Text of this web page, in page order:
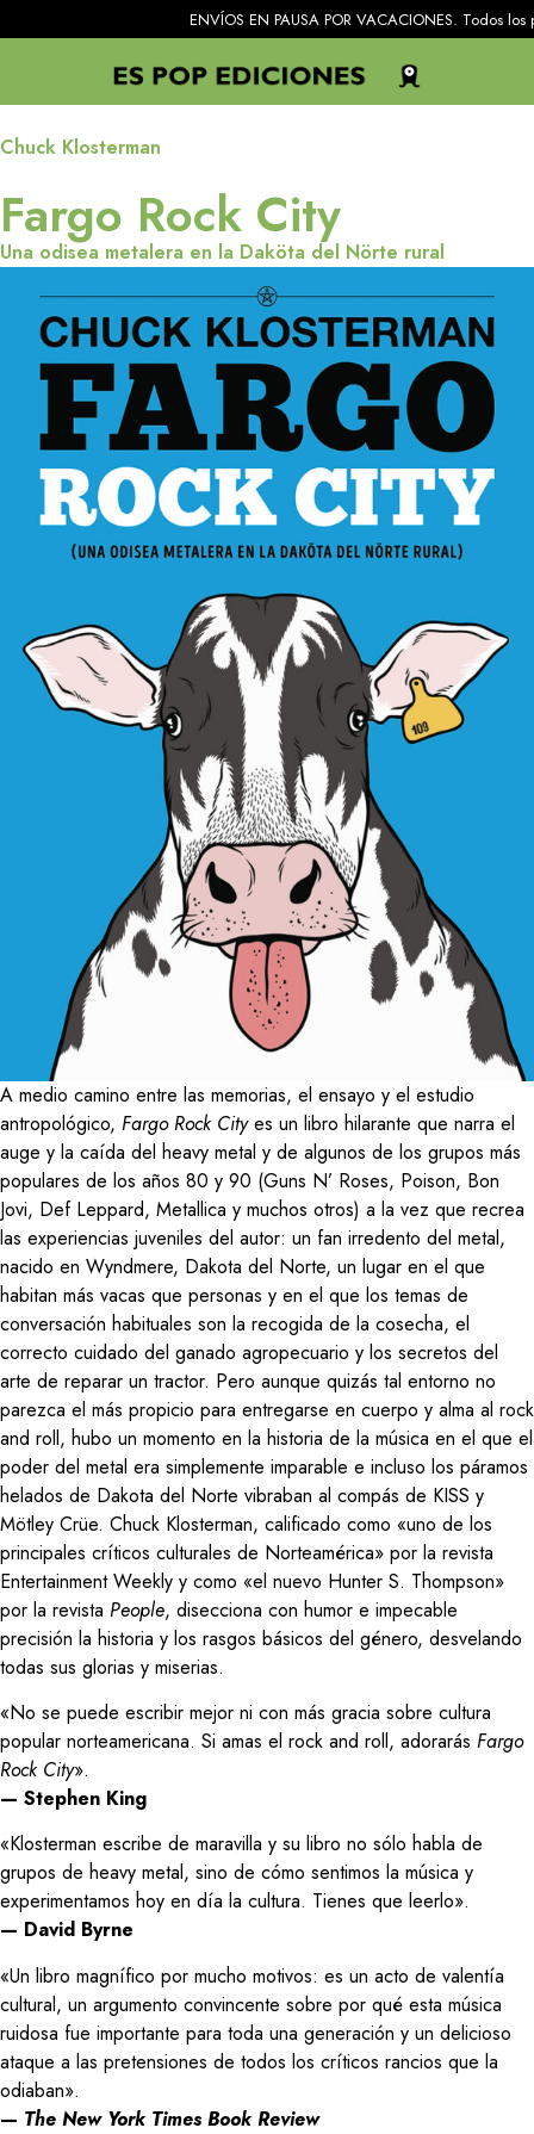
ENVÍOS EN PAUSA POR VACACIONES. Todos los
Chuck Klosterman
Fargo Rock City
Una odisea metalera en la Daköta del Nörte rural
A medio camino entre las memorias, el ensayo y el estudio
antropológico, Fargo Rock Cityes un libro hilarante que narra el
auge y la caída del heavy metal y de algunos de los grupos más
populares de los años 80 y 90 (Guns N’ Roses, Poison, Bon
Jovi, Def Leppard, Metallica y muchos otros) a la vez que recrea
las experiencias juveniles del autor: un fan irredento del metal,
nacido en Wyndmere, Dakota del Norte, un lugar en el que
habitan más vacas que personas y en el que los temas de
conversación habituales son la recogida de la cosecha, el
correcto cuidado del ganado agropecuario y los secretos del
arte de reparar un tractor. Pero aunque quizás tal entorno no
parezca el más propicio para entregarse en cuerpo y alma al rock
and roll, hubo un momento en la historia de la música en el que el
poder del metal era simplemente imparable e incluso los páramos
helados de Dakota del Norte vibraban al compás de KISS y
Mötley Crüe. Chuck Klosterman, calificado como «uno de los
principales críticos culturales de Norteamérica» por la revista
Entertainment Weekly y como «el nuevo Hunter S. Thompson»
por la revista People, disecciona con humor e impecable
precisión la historia y los rasgos básicos del género, desvelando
todas sus glorias y miserias.
«No se puede escribir mejor ni con más gracia sobre cultura
popular norteamericana. Si amas el rock and roll, adorarás Fargo
Rock City».
— Stephen King
«Klosterman escribe de maravilla y su libro no sólo habla de
grupos de heavy metal, sino de cómo sentimos la música y
experimentamos hoy en día la cultura. Tienes que leerlo».
— David Byrne
«Un libro magnífico por mucho motivos: es un acto de valentía
cultural, un argumento convincente sobre por qué esta música
ruidosa fue importante para toda una generación y un delicioso
ataque a las pretensiones de todos los críticos rancios que la
odiaban».
— The New York Times Book Review